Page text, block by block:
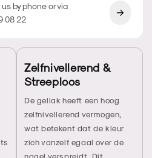
by phone or via
08 22
Zelfnivellerend &
Streeploos
De gellak heeft een hoog
zelfnivellerend vermogen,
wat betekent dat de kleur
zich vanzelf egaal over de
nagel verspreidt. Dit